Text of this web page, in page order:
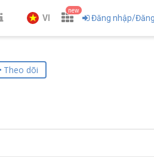
VI
new
Đăng nhập/
Theo dõi